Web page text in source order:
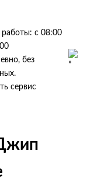
работы: с 08:00
без
сервис